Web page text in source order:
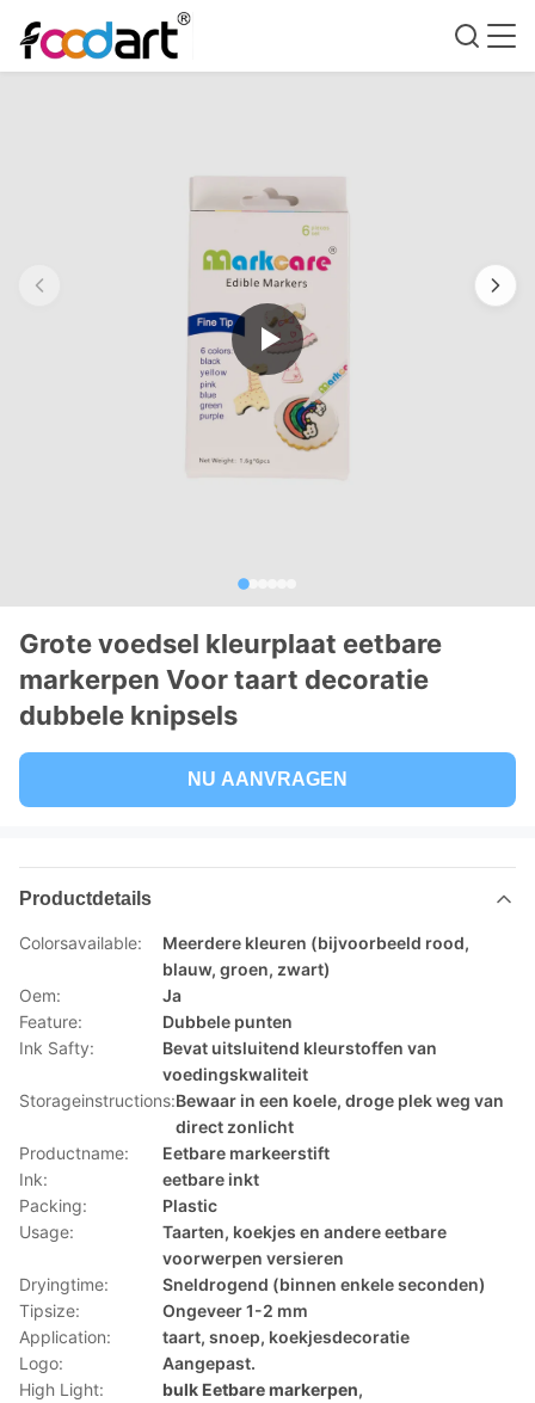
Grote voedsel kleurplaat eetbare
markerpen Voor taart decoratie
dubbele knipsels
NU AANVRAGEN
Productdetails
Colorsavailable:
Meerdere kleuren (bijvoorbeeld rood,
blauw, groen, zwart)
Oem:
Ja
Feature:
Dubbele punten
Ink Safty:
Bevat uitsluitend kleurstoffen van
voedingskwaliteit
Storageinstructions:Bewaar in een koele, droge plek weg van
direct zonlicht
Productname:
Eetbare markeerstift
Ink:
eetbare inkt
Packing:
Plastic
Usage:
Taarten, koekjes en andere eetbare
voorwerpen versieren
Dryingtime:
Sneldrogend (binnen enkele seconden)
Tipsize:
Ongeveer 1-2 mm
Application:
taart, snoep, koekjesdecoratie
Logo:
Aangepast.
High Light:
bulk Eetbare markerpen,